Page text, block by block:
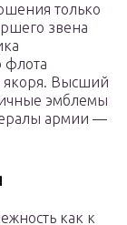
только
звена
флота
якоря. Высший
эмблемы
армии —
как к